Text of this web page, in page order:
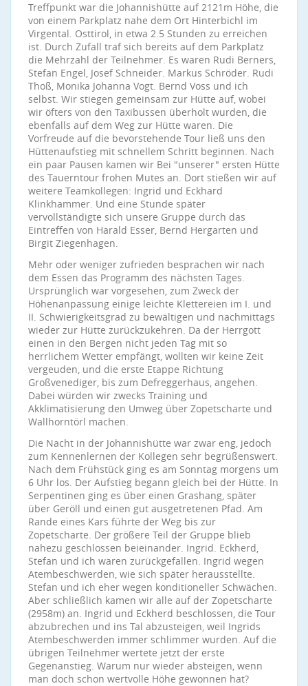
Treffpunkt war die Johannishütte auf 2121m Höhe, die
von einem Parkplatz nahe dem Ort Hinterbichl im
Virgental. Osttirol, in etwa 2.5 Stunden zu erreichen
ist. Durch Zufall traf sich bereits auf dem Parkplatz
die Mehrzahl der Teilnehmer. Es waren Rudi Berners,
Stefan Engel, Josef Schneider. Markus Schröder. Rudi
Thoß, Monika Johanna Vogt. Bernd Voss und ich
selbst. Wir stiegen gemeinsam zur Hütte auf, wobei
wir öfters von den Taxibussen überholt wurden, die
ebenfalls auf dem Weg zur Hütte waren. Die
Vorfreude auf die bevorstehende Tour ließ uns den
Hüttenaufstieg mit schnellem Schritt beginnen. Nach
ein paar Pausen kamen wir Bei "unserer" ersten Hütte
des Tauerntour frohen Mutes an. Dort stießen wir auf
weitere Teamkollegen: Ingrid und Eckhard
Klinkhammer. Und eine Stunde später
vervollständigte sich unsere Gruppe durch das
Eintreffen von Harald Esser, Bernd Hergarten und
Birgit Ziegenhagen.
Mehr oder weniger zufrieden besprachen wir nach
dem Essen das Programm des nächsten Tages.
Ursprünglich war vorgesehen, zum Zweck der
Höhenanpassung einige leichte Klettereien im I. und
II. Schwierigkeitsgrad zu bewältigen und nachmittags
wieder zur Hütte zurückzukehren. Da der Herrgott
einen in den Bergen nicht jeden Tag mit so
herrlichem Wetter empfängt, wollten wir keine Zeit
vergeuden, und die erste Etappe Richtung
Großvenediger, bis zum Defreggerhaus, angehen.
Dabei würden wir zwecks Training und
Akklimatisierung den Umweg über Zopetscharte und
Wallhorntörl machen.
Die Nacht in der Johannishütte war zwar eng, jedoch
zum Kennenlernen der Kollegen sehr begrüßenswert.
Nach dem Frühstück ging es am Sonntag morgens um
6 Uhr los. Der Aufstieg begann gleich bei der Hütte. In
Serpentinen ging es über einen Grashang, später
über Geröll und einen gut ausgetretenen Pfad. Am
Rande eines Kars führte der Weg bis zur
Zopetscharte. Der größere Teil der Gruppe blieb
nahezu geschlossen beieinander. Ingrid. Eckherd,
Stefan und ich waren zurückgefallen. Ingrid wegen
Atembeschwerden, wie sich später herausstellte.
Stefan und ich eher wegen konditioneller Schwächen.
Aber schließlich kamen wir alle auf der Zopetscharte
(2958m) an. Ingrid und Eckherd beschlossen, die Tour
abzubrechen und ins Tal abzusteigen, weil Ingrids
Atembeschwerden immer schlimmer wurden. Auf die
übrigen Teilnehmer wertete jetzt der erste
Gegenanstieg. Warum nur wieder absteigen, wenn
man doch schon wertvolle Höhe gewonnen hat?